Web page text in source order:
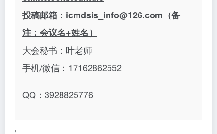
投稿邮箱： icmdsis_info@126.com（备
注：会议名+姓名）
大会秘书：叶老师
手机/微信：17162862552
QQ：3928825776
,